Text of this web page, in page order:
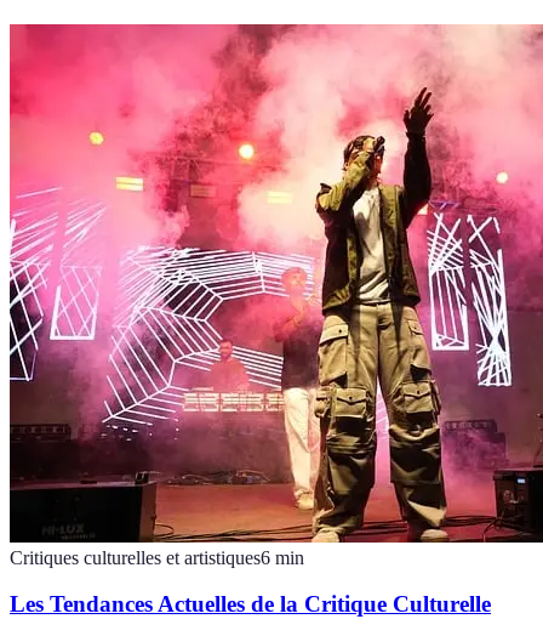
Critiques culturelles et artistiques6 min
Les Tendances Actuelles de la Critique Culturelle